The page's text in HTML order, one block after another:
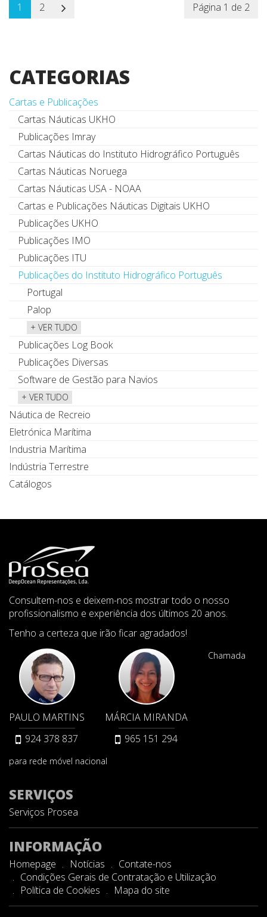
1 2 Página 1 de 2
CATEGORIAS
Cartas e Publicações
Cartas Náuticas UKHO
Publicações Imray
Cartas Náuticas do Instituto Hidrográfico Português
Cartas Náuticas Noruega
Cartas Náuticas USA - NOAA
Cartas e Publicações Náuticas Digitais UKHO
Publicações UKHO
Publicações IMO
Publicações ITU
Publicações do Instituto Hidrográfico Português
Portugal
Palop
+ VER TUDO
Publicações Log Book
Publicações Diversas
Software de Gestão para Navios
+ VER TUDO
Náutica de Recreio
Eletrónica Marítima
Industria Marítima
Indústria Terrestre
Catálogos
Consultem-nos e deixem-nos mostrar todo o nosso
profissionalismo e experiência dos últimos 20 anos.
Tenho a certeza que irão ficar agradados!
PAULO MARTINS
924 378 837
MÁRCIA MIRANDA
965 151 294
Chamada
para rede móvel nacional
SERVIÇOS
Serviços Prosea
INFORMAÇÃO
Homepage Notícias
Contate-nos
Condições Gerais de Contratação e Utilização
Política de Cookies
Mapa do site